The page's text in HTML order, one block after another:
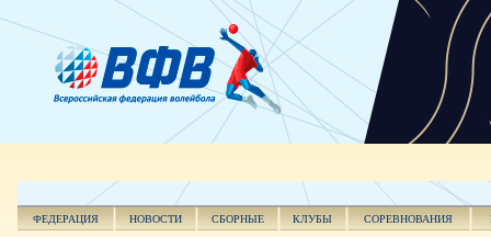
ФЕДЕРАЦИЯ НОВОСТИ СБОРНЫЕ КЛУБЫ СОРЕВНОВАНИЯ